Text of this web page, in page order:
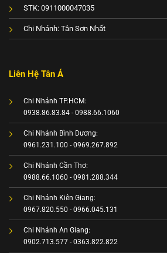
STK: 0911000047035
Chi Nhánh: Tân Sơn Nhất
Liên Hệ Tân Á
Chi Nhánh TP.HCM:
0938.86.83.84 - 0988.66.1060
Chi Nhánh Bình Dương:
0961.231.100 - 0969.267.892
Chi Nhánh Cần Thơ:
0988.66.1060 - 0981.288.344
Chi Nhánh Kiên Giang:
0967.820.550 - 0966.045.131
Chi Nhánh An Giang:
0902.713.577 - 0363.822.822